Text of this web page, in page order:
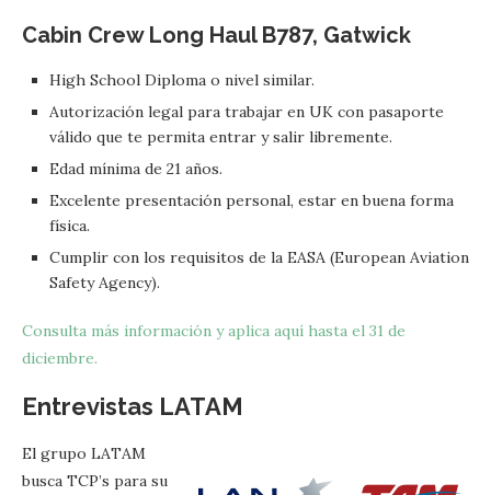
Cabin Crew Long Haul B787, Gatwick
High School Diploma o nivel similar.
Autorización legal para trabajar en UK con pasaporte
válido que te permita entrar y salir libremente.
Edad mínima de 21 años.
Excelente presentación personal, estar en buena forma
física.
Cumplir con los requisitos de la EASA (European Aviation
Safety Agency).
Consulta más información y aplica aquí hasta el 31 de
diciembre.
Entrevistas LATAM
El grupo LATAM
busca TCP’s para su